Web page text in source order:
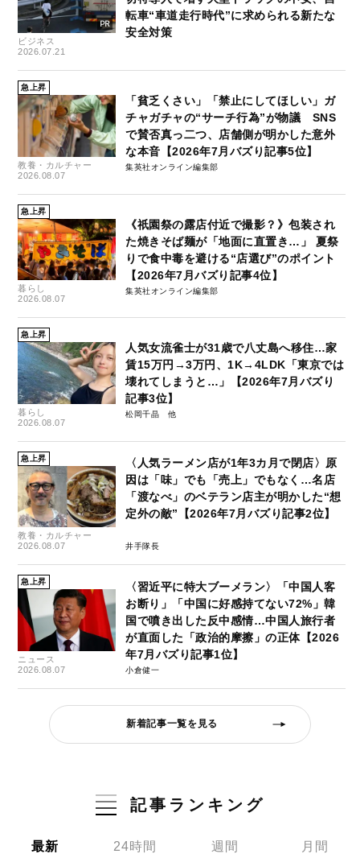
ビジネス
2026.07.21
転車“車道走行時代”に求められる新たな
安全対策
急上昇
教養・カルチャー
2026.08.07
「貧乏くさい」「禁止にしてほしい」ガ
チャガチャの“サーチ行為”が物議 SNS
で賛否真っ二つ、店舗側が明かした意外
な本音【2026年7月バズり記事5位】
集英社オンライン編集部
急上昇
暮らし
2026.08.07
《祇園祭の露店付近で撮影？》包装され
た焼きそば麺が「地面に直置き…」 夏祭
りで食中毒を避ける“店選び”のポイント
【2026年7月バズり記事4位】
集英社オンライン編集部
急上昇
暮らし
2026.08.07
人気女流雀士が31歳で八丈島へ移住…家
賃15万円→3万円、1K→4LDK「東京では
壊れてしまうと…」【2026年7月バズり
記事3位】
松岡千晶
急上昇
教養・カルチャー
2026.08.07
〈人気ラーメン店が1年3カ月で閉店〉原
因は「味」でも「売上」でもなく…名店
「渡なべ」のベテラン店主が明かした“想
定外の敵”【2026年7月バズり記事2位】
井手隊長
急上昇
ニュース
2026.08.07
〈習近平に特大ブーメラン〉「中国人客
お断り」「中国に好感持てない72%」韓
国で噴き出した反中感情…中国人旅行者
が直面した「政治的摩擦」の正体【2026
年7月バズり記事1位】
小倉健一
新着記事一覧を見る
記事ランキング
最新 24時間 週間 月間